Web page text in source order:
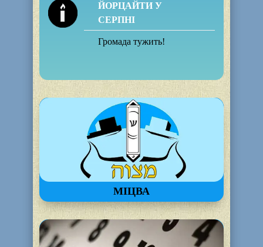
ЙОРЦАЙТИ У
СЕРПНІ
Громада тужить!
МІЦВА